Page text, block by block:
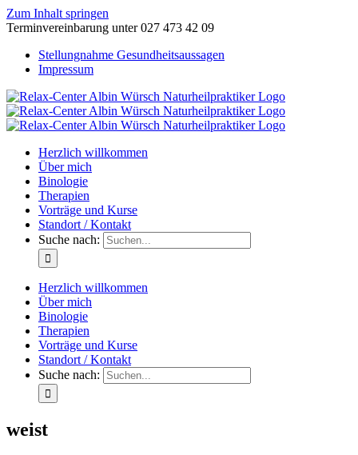
Zum Inhalt springen
Terminvereinbarung unter 027 473 42 09
Stellungnahme Gesundheitsaussagen
Impressum
Herzlich willkommen
Über mich
Binologie
Therapien
Vorträge und Kurse
Standort / Kontakt
Suche nach:
Herzlich willkommen
Über mich
Binologie
Therapien
Vorträge und Kurse
Standort / Kontakt
Suche nach:
weist